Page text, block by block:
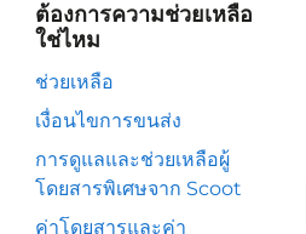
ต้องการความช่วยเหลือ
ใช่ไหม
ช่วยเหลือ
เงื่อนไขการขนส่ง
การดูแลและช่วยเหลือผู้
โดยสารพิเศษจาก Scoot
ค่าโดยสารและค่า